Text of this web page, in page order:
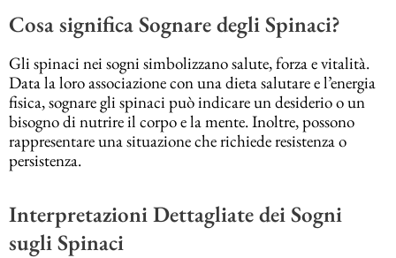
Cosa significa Sognare degli Spinaci?
Gli spinaci nei sogni simbolizzano salute, forza e vitalità.
Data la loro associazione con una dieta salutare e l’energia
fisica, sognare gli spinaci può indicare un desiderio o un
bisogno di nutrire il corpo e la mente. Inoltre, possono
rappresentare una situazione che richiede resistenza o
persistenza.
Interpretazioni Dettagliate dei Sogni
sugli Spinaci